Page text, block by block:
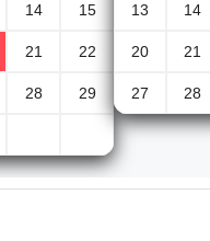
14 15
21 22
28 29
13 14
20 21
27 28